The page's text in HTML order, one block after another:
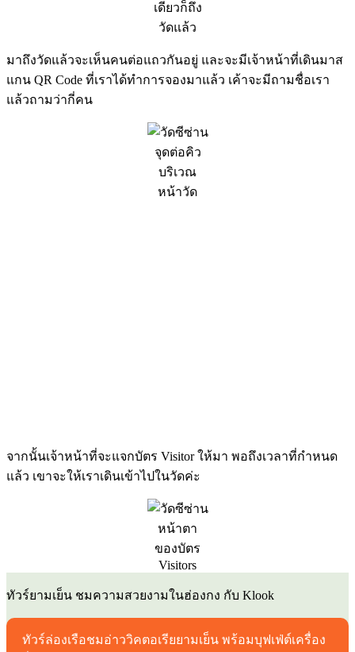
เดียวก็ถึง
วัดแล้ว
มาถึงวัดแล้วจะเห็นคนต่อแถวกันอยู่ และจะมีเจ้าหน้าที่เดินมาส
แกน QR Code ที่เราได้ทำการจองมาแล้ว เค้าจะมีถามชื่อเรา
แล้วถามว่ากี่คน
จุดต่อคิว
บริเวณ
หน้าวัด
จากนั้นเจ้าหน้าที่จะแจกบัตร Visitor ให้มา พอถึงเวลาที่กำหนด
แล้ว เขาจะให้เราเดินเข้าไปในวัดค่ะ
หน้าตา
ของบัตร
Visitors
ทัวร์ยามเย็น ชมความสวยงามในฮ่องกง กับ Klook
ทัวร์ล่องเรือชมอ่าววิคตอเรียยามเย็น พร้อมบุฟเฟ่ต์เครื่อง